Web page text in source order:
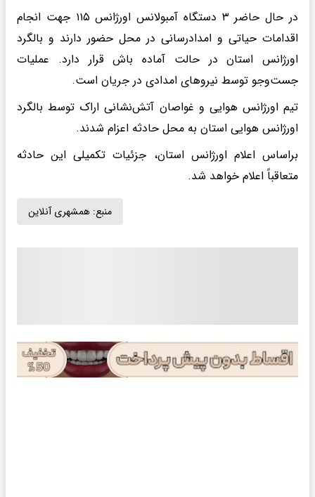
در حال حاضر ۳ دستگاه آمبولانس اورژانس ۱۱۵ جهت انجام
اقدامات حیاتی و امدادرسانی در محل حضور دارند و بالگرد
اورژانس استان در حالت آماده باش قرار دارد. عملیات
جست‌وجو توسط نیروهای امدادی در جریان است.
تیم اورژانس هوایی و غواصان آتش‌نشانی اراک توسط بالگرد
اورژانس هوایی استان به محل حادثه اعزام شدند.
براساس اعلام اورژانس استان، جزئیات تکمیلی این حادثه
متعاقباً اعلام خواهد شد.
منبع: همشهری آنلاین